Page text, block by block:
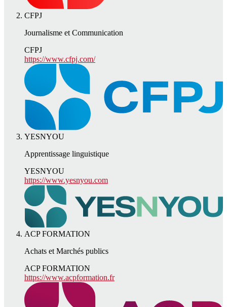
CFPJ
Journalisme et Communication
CFPJ
https://www.cfpj.com/
YESNYOU
Apprentissage linguistique
YESNYOU
https://www.yesnyou.com
ACP FORMATION
Achats et Marchés publics
ACP FORMATION
https://www.acpformation.fr